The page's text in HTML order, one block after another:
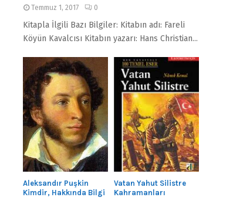
Temmuz 1, 2017 0
Kitapla İlgili Bazı Bilgiler: Kitabın adı: Fareli
Köyün Kavalcısı Kitabın yazarı: Hans Christian...
Aleksandır Puşkin
Kimdir, Hakkında Bilgi
Vatan Yahut Silistre
Kahramanları